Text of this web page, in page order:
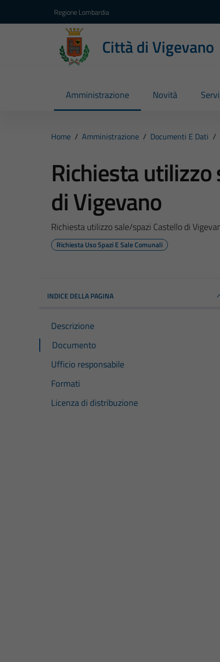
Regione Lombardia
Città di Vigevano
Amministrazione Novità
Home / Amministrazione / Documenti E Dati /
Richiesta
di Vigevano
Richiesta utilizzo sale/spazi Castello di
Richiesta Uso Spazi E Sale Comunali
INDICE DELLA PAGINA
Descrizione
Documento
Ufficio responsabile
Formati
Licenza di distribuzione